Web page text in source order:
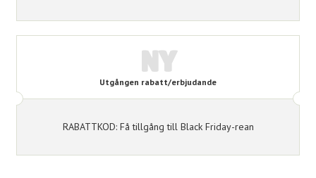
NY
Utgången rabatt/erbjudande
RABATTKOD: Få tillgång till Black Friday-rean